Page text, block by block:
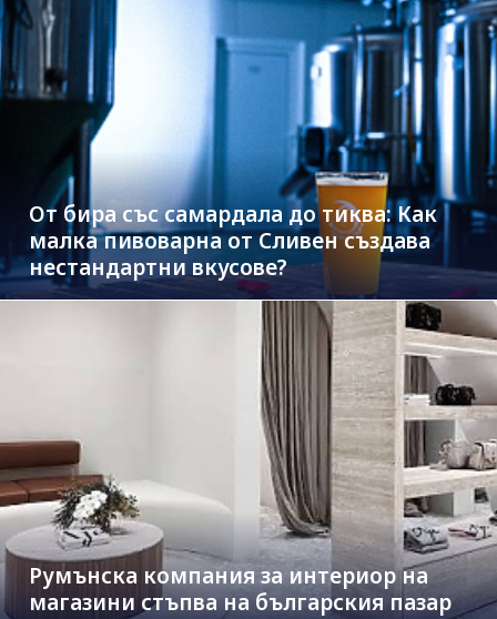
От бира със самардала до тиква: Как
малка пивоварна от Сливен създава
нестандартни вкусове?
Румънска компания за интериор на
магазини стъпва на българския пазар